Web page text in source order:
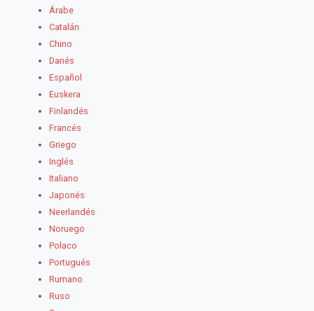
Árabe
Catalán
Chino
Danés
Español
Euskera
Finlandés
Francés
Griego
Inglés
Italiano
Japonés
Neerlandés
Noruego
Polaco
Portugués
Rumano
Ruso